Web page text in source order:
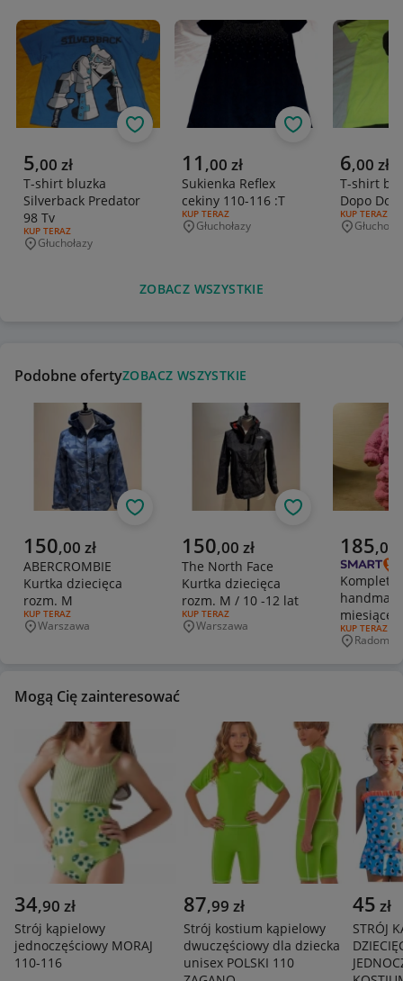
Aktualna cena
5,00 zł
T-shirt bluzka
Silverback Predator
98 Tv
RODZAJ OFERTY:
KUP TERAZ
Miejscowość
Głuchołazy
Obserwuj
Aktualna cena
11 ,00 zł
Sukienka Reflex
cekiny 110-116 :T
RODZAJ OFERTY:
KUP TERAZ
Miejscowość
Głuchołazy
Obserwuj
Aktualna
6,00 zł
T-shirt
Dopo
RODZAJ
KUP TERAZ
ZOBACZ WSZYSTKIE
Podobne ofertyZOBACZ WSZYSTKIE
Aktualna cena
150,00 zł
ABERCROMBIE
Kurtka dziecięca
rozm. M
RODZAJ OFERTY:
KUP TERAZ
Miejscowość
Warszawa
Obserwuj
Aktualna cena
150,00 zł
The North Face
Kurtka dziecięca
rozm. M / 10 -12 lat
RODZAJ OFERTY:
KUP TERAZ
Miejscowość
Warszawa
Obserwuj
Aktualna
185,00
Komplet
miesiące
buciki
RODZAJ
KUP TERAZ
Radom
Mogą Cię zainteresować
34,90 zł
Strój kąpielowy
jednoczęściowy MORAJ
110-116
87,99 zł
Strój kostium kąpielowy
dwuczęściowy dla dziecka
unisex POLSKI 110
45 zł
STRÓJ